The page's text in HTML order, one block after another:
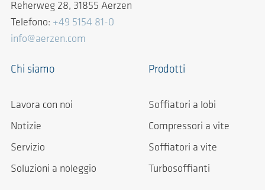
Reherweg 28, 31855 Aerzen
Telefono: +49 5154 81-0
info@aerzen.com
Chi siamo
Lavora con noi
Notizie
Servizio
Soluzioni a noleggio
Prodotti
Soffiatori a lobi
Compressori a vite
Soffiatori a vite
Turbosoffianti